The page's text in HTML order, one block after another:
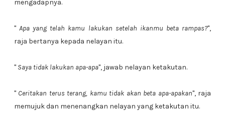
mengadapnya.
" Apa yang telah kamu lakukan setelah ikanmu beta rampas?",
raja bertanya kepada nelayan itu.
" Saya tidak lakukan apa-apa", jawab nelayan ketakutan.
" Ceritakan terus terang, kamu tidak akan beta apa-apakan", raja
memujuk dan menenangkan nelayan yang ketakutan itu.